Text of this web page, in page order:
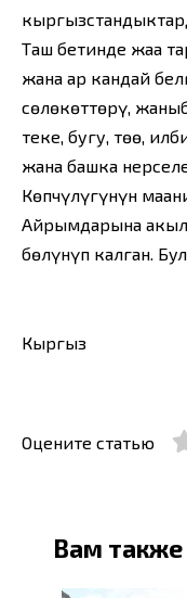
Таш бетинде жаа
жана ар кандай
сөлөкөттөрү,
теке, бугу, төө,
жана башка
Көпчүлүгүнүн
Айрымдарына
бөлүнүп калган.
Кыргыз
Оцените статью
Вам